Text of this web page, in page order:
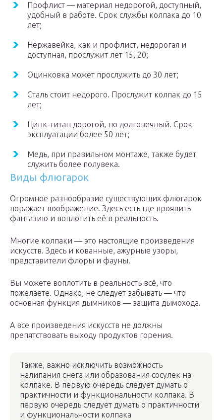
Профлист — материал недорогой, доступный,
удобный в работе. Срок службы колпака до 10
лет;
Нержавейка, как и профлист, недорогая и
доступная, прослужит лет 15, 20;
Оцинковка может прослужить до 30 лет;
Сталь стоит недорого. Прослужит колпак до 15
лет;
Цинк-титан дорогой, но долговечный. Срок
эксплуатации более 50 лет;
Медь, при правильном монтаже, также будет
служить более полувека.
Виды флюгарок
Огромное разнообразие существующих флюгарок
поражает воображение. Здесь есть где проявить
фантазию и воплотить её в реальность.
Многие колпаки — это настоящие произведения
искусств. Здесь и кованные, ажурные узоры,
представители флоры и фауны.
Вы можете воплотить в реальность всё, что
пожелаете. Однако, не следует забывать — что
основная функция дымников — защита дымохода.
А все произведения искусств не должны
препятствовать выходу продуктов горения.
Также, важно исключить возможность
налипания снега или образования сосулек на
колпаке. В первую очередь следует думать о
практичности и функциональности колпака. В
первую очередь следует думать о практичности
и функциональности колпака